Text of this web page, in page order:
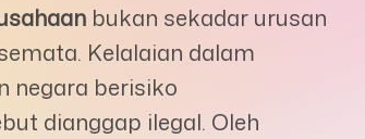
bukan sekadar urusan
Kelalaian dalam
negara berisiko
dianggap ilegal. Oleh